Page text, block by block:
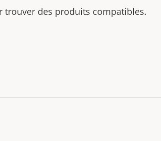
des produits compatibles.